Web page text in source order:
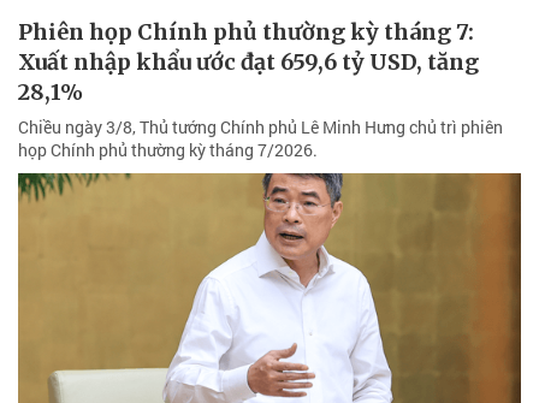
Phiên họp Chính phủ thường kỳ tháng 7:
Xuất nhập khẩu ước đạt 659,6 tỷ USD, tăng
28,1%
Chiều ngày 3/8, Thủ tướng Chính phủ Lê Minh Hưng chủ trì phiên
họp Chính phủ thường kỳ tháng 7/2026.